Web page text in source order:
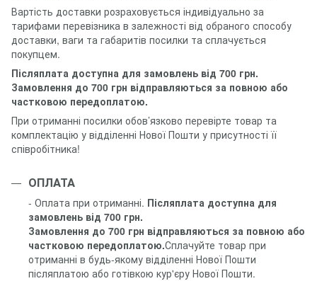
Вартість доставки розраховується індивідуально за
тарифами перевізника в залежності від обраного способу
доставки, ваги та габаритів посилки та сплачується
покупцем.
Післяплата доступна для замовлень від 700 грн.
Замовлення до 700 грн відправляються за повною або
частковою передоплатою.
При отриманні посилки обов’язково перевірте товар та
комплектацію у відділенні Нової Пошти у присутності її
співробітника!
ОПЛАТА
- Оплата при отриманні. Післяплата доступна для
замовлень від 700 грн.
Замовлення до 700 грн відправляються за повною або
частковою передоплатою.Сплачуйте товар при
отриманні в будь-якому відділенні Нової Пошти
післяплатою або готівкою кур'єру Нової Пошти.